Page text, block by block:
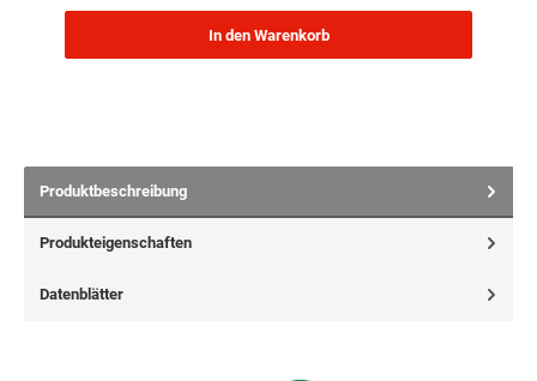
In den Warenkorb
Produktbeschreibung
Produkteigenschaften
Datenblätter